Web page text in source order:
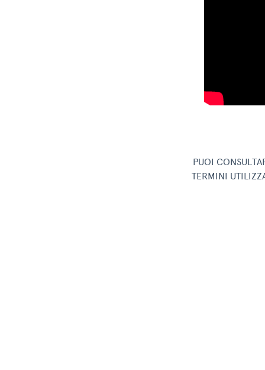
PUOI
TERMINI